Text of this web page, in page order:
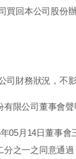
買回本公司股份
司財務狀況，不
限公司董事會聲
05月14日董事
分之一之同意通過